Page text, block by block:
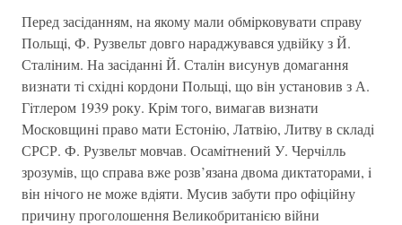
Перед засiданням, на якому мали обмiрковувати справу
Польщi, Ф. Рузвельт довго нараджувався удвiйку з Й.
Сталiним. На засiданнi Й. Сталiн висунув домагання
визнати тi схiднi кордони Польщi, що він установив з А.
Гiтлером 1939 року. Крiм того, вимагав визнати
Московщинi право мати Естонiю, Латвiю, Литву в складi
СРСР. Ф. Рузвельт мовчав. Осамiтнений У. Черчiлль
зрозумiв, що справа вже розв’язана двома диктаторами, i
вiн нiчого не може вдiяти. Мусив забути про офiцiйну
причину проголошення Великобританiєю вiйни